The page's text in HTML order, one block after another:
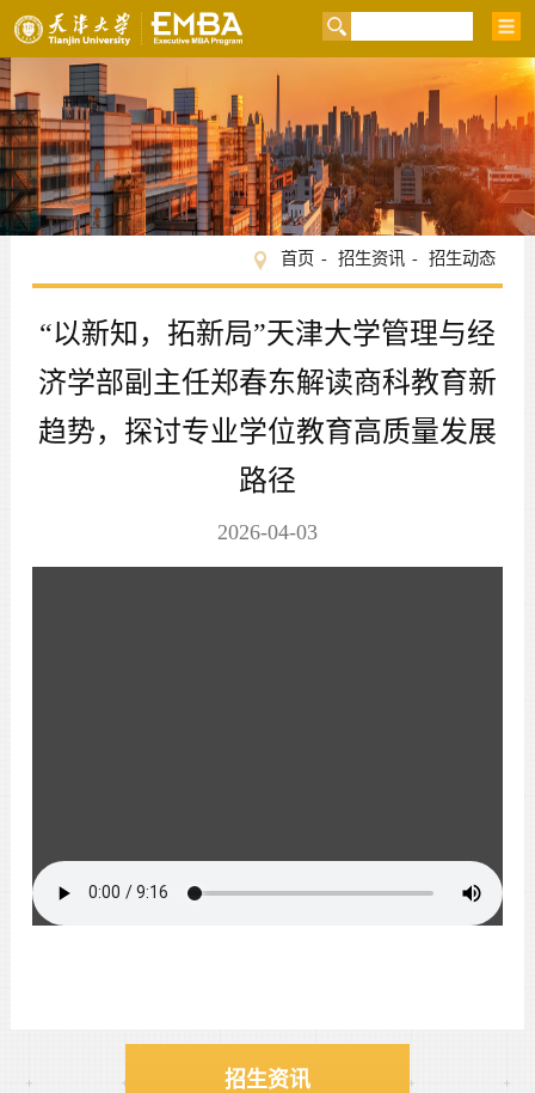
首页 招生资讯 招生动态
“以新知，拓新局”天津大学管理与经
济学部副主任郑春东解读商科教育新
趋势，探讨专业学位教育高质量发展
路径
2026-04-03
招生资讯